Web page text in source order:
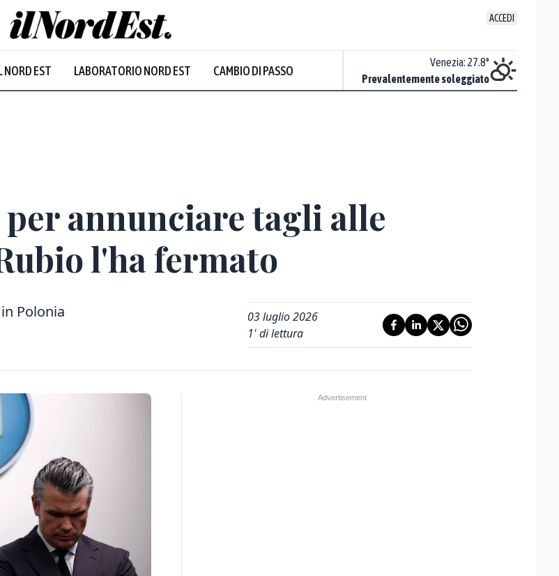
ACCEDI
NORD EST LABORATORIO NORD EST CAMBIO DI PASSO
Prevalentemente soleggiato
Venezia: 27.8°
Prevalentemente soleggiato
per annunciare tagli alle
l'ha fermato
Polonia
03 luglio 2026
1' di lettura